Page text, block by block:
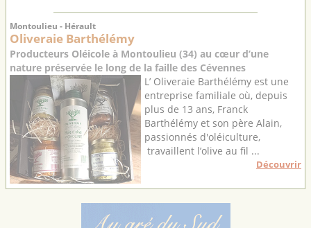
Montoulieu - Hérault
Oliveraie Barthélémy
Producteurs Oléicole à Montoulieu (34) au cœur d’une
nature préservée le long de la faille des Cévennes
L’ Oliveraie Barthélémy est une
entreprise familiale où, depuis
plus de 13 ans, Franck
Barthélémy et son père Alain,
passionnés d'oléiculture,
travaillent l’olive au fil ...
Découvrir